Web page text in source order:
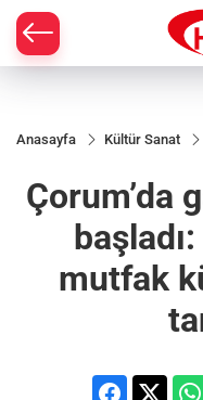
Anasayfa Kültür Sanat
Çorum’da
mutfak